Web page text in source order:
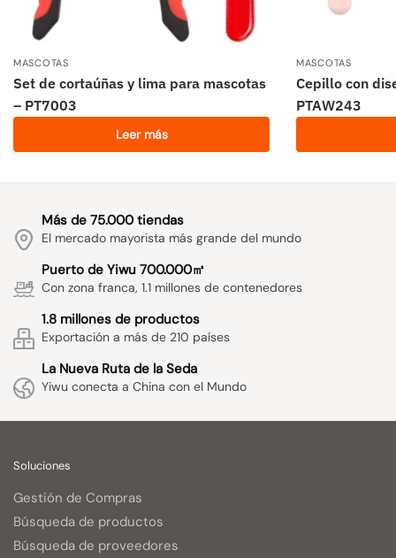
MASCOTAS
Set de cortaúñas y lima para mascotas
– PT7003
Leer más
MASCOTAS
Cepillo con
PTAW243
Más de 75.000 tiendas
El mercado mayorista más grande del mundo
Puerto de Yiwu 700.000㎡
Con zona franca, 1.1 millones de contenedores
1.8 millones de productos
Exportación a más de 210 países
La Nueva Ruta de la Seda
Yiwu conecta a China con el Mundo
Soluciones
Gestión de Compras
Búsqueda de productos
Búsqueda de proveedores